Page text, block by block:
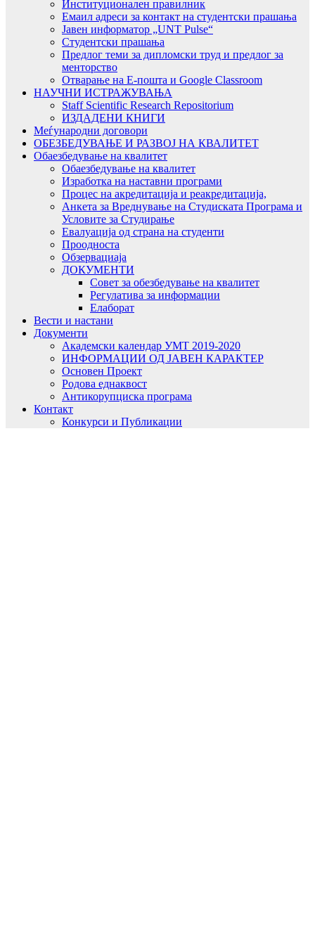
Институционален правилник
Емаил адреси за контакт на студентски прашања
Јавен информатор „UNT Pulse“
Студентски прашања
Предлог теми за дипломски труд и предлог за
менторство
Отварање на Е-пошта и Google Classroom
НАУЧНИ ИСТРАЖУВАЊА
Staff Scientific Research Repositorium
ИЗДАДЕНИ КНИГИ
Меѓународни договори
ОБЕЗБЕДУВАЊЕ И РАЗВОЈ НА КВАЛИТЕТ
Обаезбедување на квалитет
Обаезбедување на квалитет
Изработка на наставни програми
Процес на акредитација и реакредитација,
Анкета за Вреднување на Студиската Програма и
Условите за Студирање
Евалуација од страна на студенти
Проодноста
Обзервациаја
ДОКУМЕНТИ
Совет за обезбедување на квалитет
Регулатива за информации
Елаборат
Вести и настани
Документи
Академски календар УМТ 2019-2020
ИНФОРМАЦИИ ОД ЈАВЕН КАРАКТЕР
Основен Проект
Родова еднаквост
Антикорупциска програма
Контакт
Конкурси и Публикации